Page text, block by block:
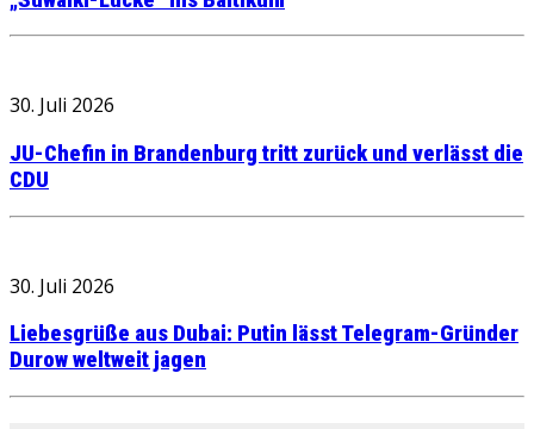
30. Juli 2026
JU-Chefin in Brandenburg tritt zurück und verlässt die
CDU
30. Juli 2026
Liebesgrüße aus Dubai: Putin lässt Telegram-Gründer
Durow weltweit jagen